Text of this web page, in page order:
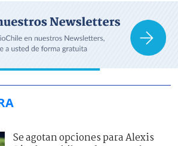
Se agotan opciones para Alexis